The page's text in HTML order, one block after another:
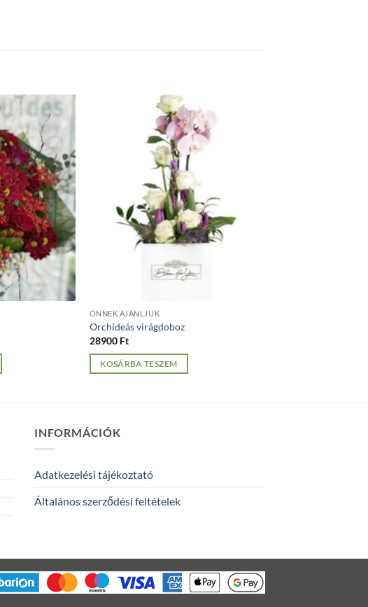
ÖNNEK AJÁNLJUK
Orchideás virágdoboz
28900 Ft
KOSÁRBA TESZEM
INFORMÁCIÓK
Adatkezelési tájékoztató
Általános szerződési feltételek